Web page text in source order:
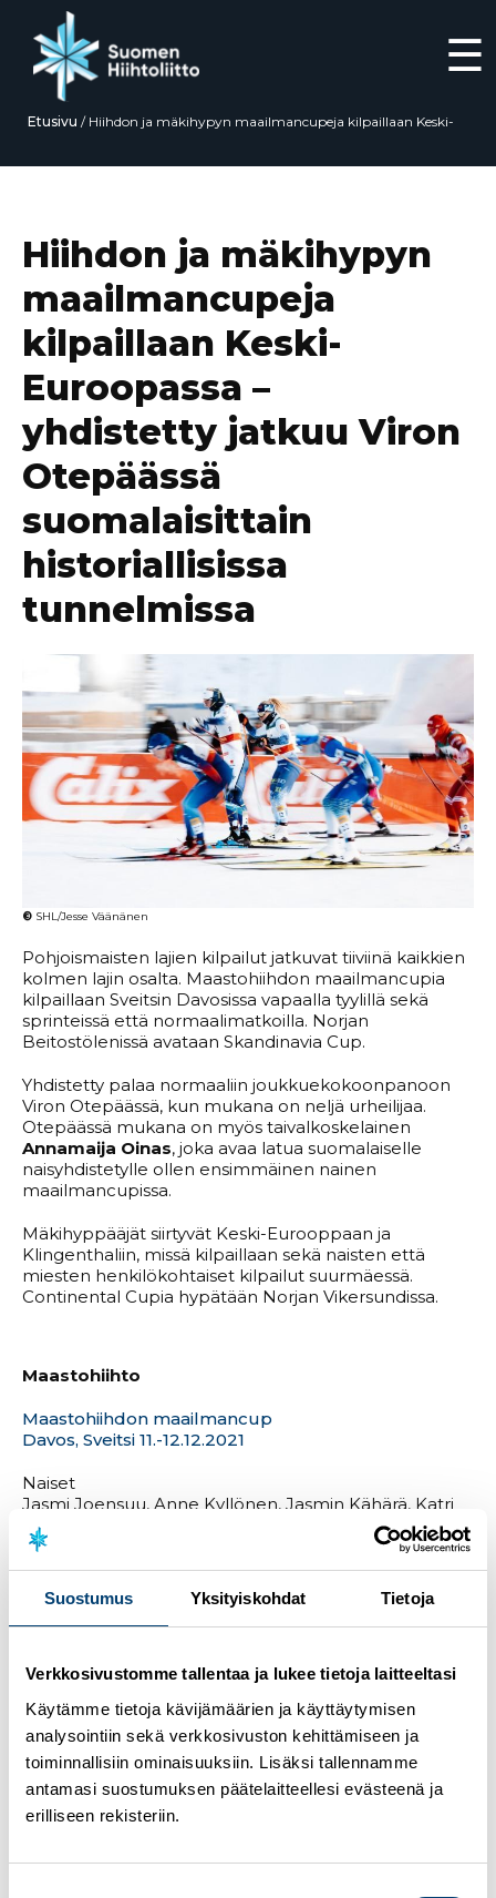
Suostumus Yksityiskohdat Tietoja
Verkkosivustomme tallentaa ja lukee tietoja laitteeltasi
Käytämme tietoja kävijämäärien ja käyttäytymisen
analysointiin sekä verkkosivuston kehittämiseen ja
toiminnallisiin ominaisuuksiin. Lisäksi tallennamme
antamasi suostumuksen päätelaitteellesi evästeenä ja
erilliseen rekisteriin.
☰
Etusivu / Hiihdon ja mäkihypyn maailmancupeja kilpaillaan Keski-
historiallisissa tunnelmissa
Hiihdon ja mäkihypyn
maailmancupeja
kilpaillaan Keski-
Euroopassa –
yhdistetty jatkuu Viron
Otepäässä
suomalaisittain
historiallisissa
tunnelmissa
© SHL/Jesse Väänänen
Pohjoismaisten lajien kilpailut jatkuvat tiiviinä kaikkien
kolmen lajin osalta. Maastohiihdon maailmancupia
kilpaillaan Sveitsin Davosissa vapaalla tyylillä sekä
sprinteissä että normaalimatkoilla. Norjan
Beitostölenissä avataan Skandinavia Cup.
Yhdistetty palaa normaaliin joukkuekokoonpanoon
Viron Otepäässä, kun mukana on neljä urheilijaa.
Otepäässä mukana on myös taivalkoskelainen
Annamaija Oinas, joka avaa latua suomalaiselle
naisyhdistetylle ollen ensimmäinen nainen
maailmancupissa.
Mäkihyppääjät siirtyvät Keski-Eurooppaan ja
Klingenthaliin, missä kilpaillaan sekä naisten että
miesten henkilökohtaiset kilpailut suurmäessä.
Continental Cupia hypätään Norjan Vikersundissa.
Maastohiihto
Maastohiihdon maailmancup
Davos, Sveitsi 11.-12.12.2021
Naiset
Jasmi Joensuu, Anne Kyllönen, Jasmin Kähärä, Katri
Lylynperä, Kerttu Niskanen, Krista Pärmäkoski, Riitta-
Liisa Roponen
Miehet
Juuso Haarala, Perttu Hyvärinen, Remi Lindholm, Niilo
Moilanen, Iivo Niskanen, Verneri Suhonen, Lauri
Beitostölen, Norja 10.-12.12.2021
Naiset
Anni Alakoski, Vilma Nissinen, Tiia Olkkonen, Eveliina
Ville Ahonen, Lauri Lepistö, Lauri Mannila, Wiljam